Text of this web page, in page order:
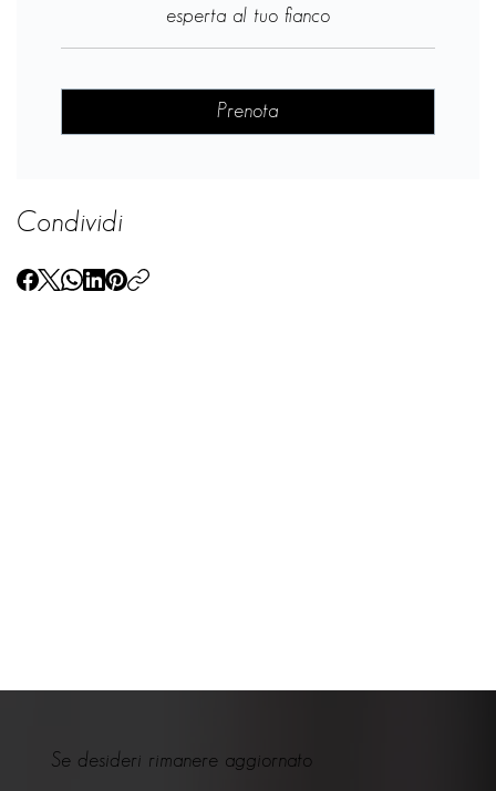
esperta al tuo fianco
Prenota
Condividi
Se desideri rimanere aggiornato